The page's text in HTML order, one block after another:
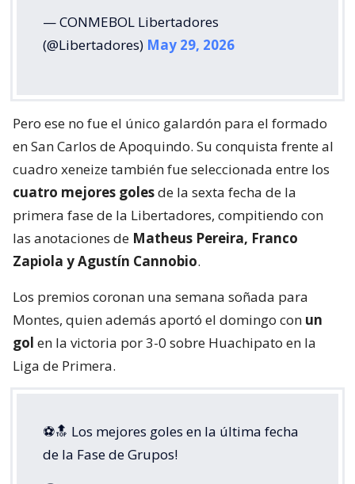
— CONMEBOL Libertadores
(@Libertadores) May 29, 2026
Pero ese no fue el único galardón para el formado
en San Carlos de Apoquindo. Su conquista frente al
cuadro xeneize también fue seleccionada entre los
cuatro mejores golesde la sexta fecha de la
primera fase de la Libertadores, compitiendo con
las anotaciones de Matheus Pereira, Franco
Zapiola y Agustín Cannobio.
Los premios coronan una semana soñada para
Montes, quien además aportó el domingo con un
gol en la victoria por 3-0 sobre Huachipato en la
Liga de Primera.
⚽️🔝 Los mejores goles en la última fecha
de la Fase de Grupos!